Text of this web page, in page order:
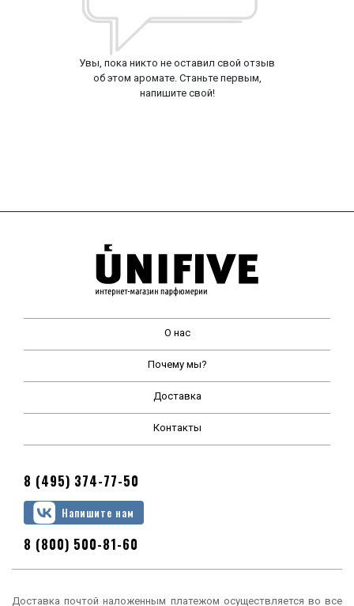
Увы, пока никто не оставил свой отзыв
об этом аромате. Станьте первым,
напишите свой!
О нас
Почему мы?
Доставка
Контакты
8 (495) 374-77-50
Напишите нам
8 (800) 500-81-60
Доставка почтой наложенным платежом осуществляется во все